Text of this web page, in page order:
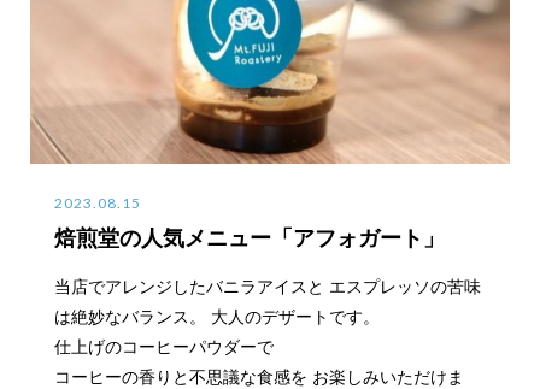
2023.08.15
焙煎堂の人気メニュー「アフォガート」
当店でアレンジしたバニラアイスと エスプレッソの苦味
は絶妙なバランス。 大人のデザートです。
仕上げのコーヒーパウダーで
コーヒーの香りと不思議な食感を お楽しみいただけま